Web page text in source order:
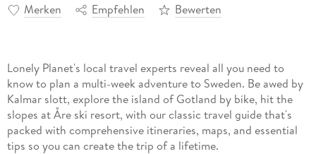
Merken Empfehlen Bewerten
Lonely Planet's local travel experts reveal all you need to
know to plan a multi-week adventure to Sweden. Be awed by
Kalmar slott, explore the island of Gotland by bike, hit the
slopes at Åre ski resort, with our classic travel guide that's
packed with comprehensive itineraries, maps, and essential
tips so you can create the trip of a lifetime.